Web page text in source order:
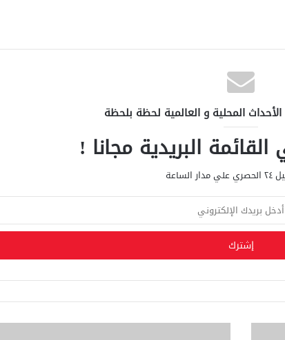
المحلية و العالمية لحظة بلحظة
البريدية مجانا !
الساعة